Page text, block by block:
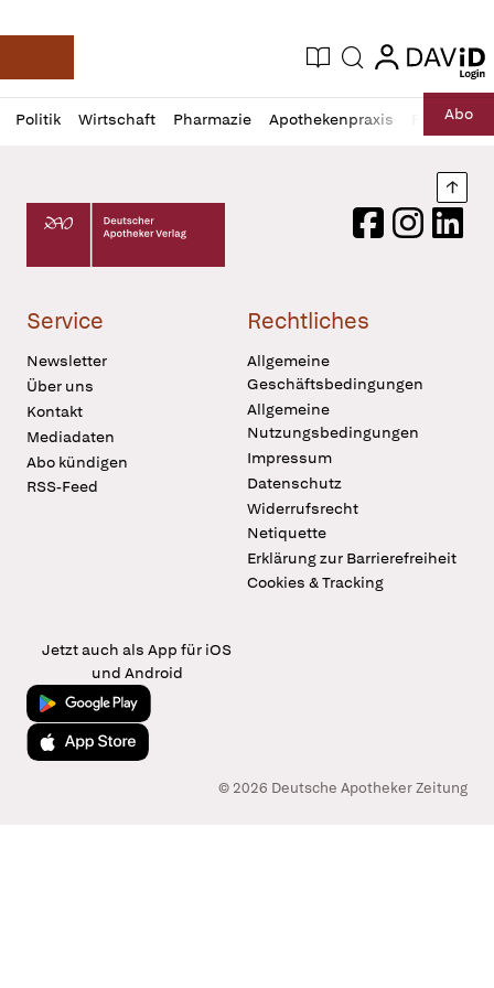
Deutsche Apotheker Zeitung
Aktuelle Ausgabe
Suche login
login
Politik Wirtschaft Pharmazie Apothekenpraxis RechtAbo
Profil
öffnen
Daz
Pur
Deutscher Apotheker Verlag Logo
FacebookInstagram
Service
Newsletter
Über uns
Kontakt
Mediadaten
Abo kündigen
RSS-Feed
Rechtliches
Allgemeine
Geschäftsbedingungen
Allgemeine
Nutzungsbedingungen
Impressum
Datenschutz
Widerrufsrecht
Netiquette
Erklärung zur Barrierefreiheit
Cookies & Tracking
Jetzt auch als App für iOS
und Android
Jetzt bei Google Play
Laden im App Store
© 2026 Deutsche Apotheker Zeitung